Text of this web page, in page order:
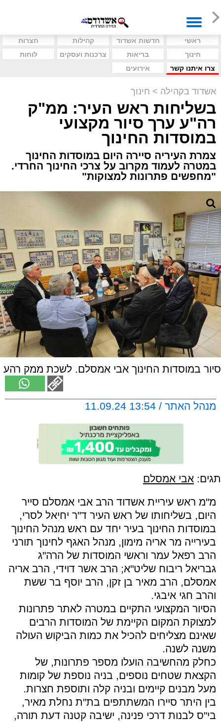
ראשי חדשות אשדוד קהילות
חצרות
חינוך
בריאות צרכנות ועסקים
לוחות
צרו איתנו קשר
אירועים
אשדוד בקהילה > חינוך
בשליחות ראש העיר: ממ"ק
רה"ע ערך סיור מקצועי
במוסדות החינוך
צמרת העיריה סיירה היום במוסדות החינוך
במטרה לעמוד מקרוב על צרכי החינוך החרדי.
"מחפשים פתרונות למצוקות"
סיור במוסדות החינוך אבי אמסלם. לשכת ממק רהע
מנהל האתר / 13:54 11.09.24
תגים: אבי אמסלם
מ"מ ראש עיריית אשדוד הרב אבי אמסלם סייר
היום, בשליחותו של ראש העיר ד"ר יחיאל לסרי,
במוסדות החינוך בעיר יחד עם ראש מנהל החינוך
בעירייה מר אריה מימון, מנהל האגף לחינוך תורני
הרב רפאל עמר וראשי המוסדות של הרה"ג
גבריאל ריבוח שליט"א; הרב אשר דוידי, הרב אריה
אמסלם, הרב מאיר בן זקן, הרב יוסף בר ששת
והרב חגי איבגי.
הסיור המקצועי התקיים במטרה לאתר פתרונות
למצוקת המקום הקיימת של המוסדות הרבים
שאינם מצליחים להכיל את כמות הביקוש העולה
משנה לשנה.
כחלק מהחשיבה הועלו מספר פתרונות, של
הקצאת שטחים נוספים, בניה נוספת של קומות
מעל מבנים קיימים ובניה קלה ותוספת חצרות.
בין היתר סיירו המשתתפים בת"ת נחלת מאיר,
בי"ס לבנות דרכי פנינה, ישיבה קטנה דעת תורה,